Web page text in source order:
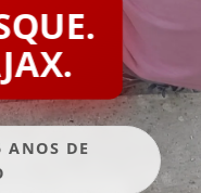
ANOS DE